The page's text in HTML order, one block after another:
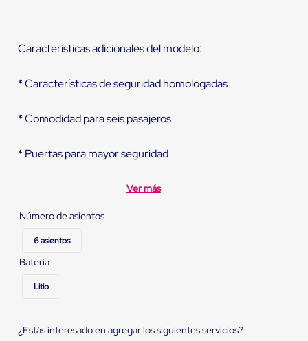
Características adicionales del modelo:
* Características de seguridad homologadas
* Comodidad para seis pasajeros
* Puertas para mayor seguridad
Ver más
Número de asientos
6 asientos
Batería
Litio
¿Estás interesado en agregar los siguientes servicios?